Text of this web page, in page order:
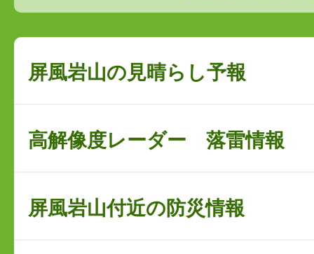
屏風岩山の見晴らし予報
高解像度レーダー 落雷情報
屏風岩山付近の防災情報